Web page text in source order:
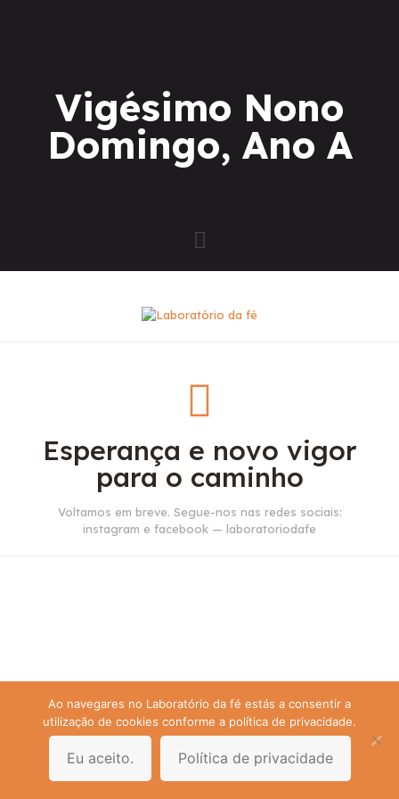
Vigésimo Nono
Domingo, Ano A
Esperança e novo vigor
para o caminho
Voltamos em breve. Segue-nos nas redes sociais:
instagram e facebook — laboratoriodafe
Ao navegares no Laboratório da fé estás a consentir a
utilização de cookies conforme a política de privacidade.
Eu aceito. Política de privacidade